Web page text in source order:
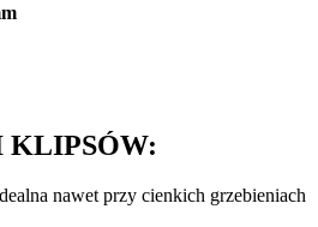
KLIPSÓW:
nawet przy cienkich grzebieniach